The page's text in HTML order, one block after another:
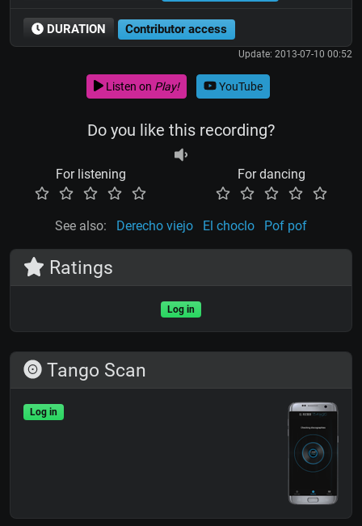
DURATION Contributor access
Update: 2013-07-10 00:52
Listen on Play! YouTube
Do you like this recording?
For listening For dancing
See also: Derecho viejo El choclo Pof pof
Ratings
Log in
Tango Scan
Log in